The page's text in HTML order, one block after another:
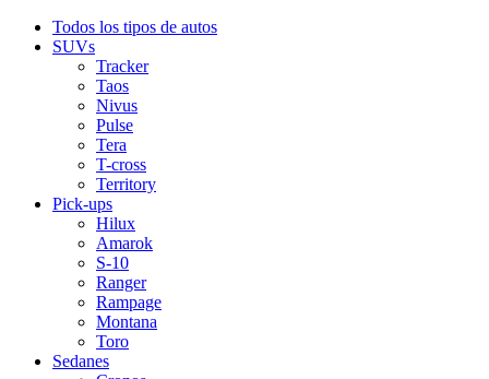
Todos los tipos de autos
SUVs
Tracker
Taos
Nivus
Pulse
Tera
T-cross
Territory
Pick-ups
Hilux
Amarok
S-10
Ranger
Rampage
Montana
Toro
Sedanes